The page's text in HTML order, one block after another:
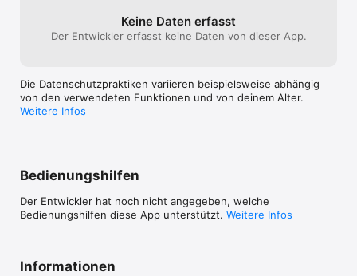
Keine Daten erfasst
Der Entwickler erfasst keine Daten von dieser App.
Die Datenschutzpraktiken variieren beispielsweise abhängig
von den verwendeten Funktionen und von deinem Alter.
Weitere Infos
Bedienungshilfen
Der Entwickler hat noch nicht angegeben, welche
Bedienungshilfen diese App unterstützt. Weitere Infos
Informationen